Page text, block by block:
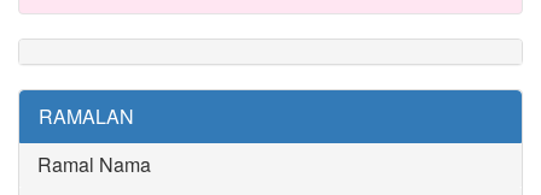
RAMALAN
Ramal Nama